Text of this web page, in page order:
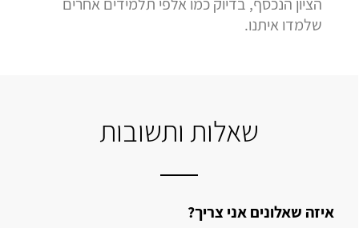
הציון הנכסף, בדיוק כמו אלפי תלמידים אחרים
שלמדו איתנו.
שאלות ותשובות
איזה שאלונים אני צריך?